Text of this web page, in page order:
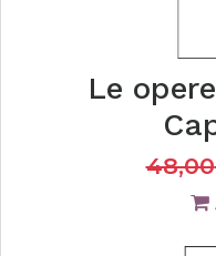
Le
48,00